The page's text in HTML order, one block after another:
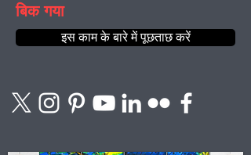
बिक गया
इस काम के बारे में पूछताछ करें